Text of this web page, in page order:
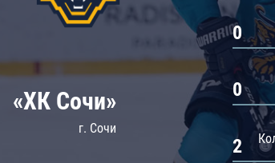
Локомотив
ЦСКА
Шанхайские Драконы
«ХК Сочи»
г. Сочи
0
0
2